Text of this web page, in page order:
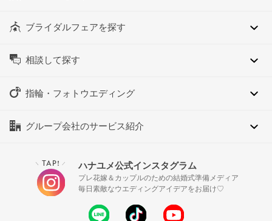
ブライダルフェアを探す
相談して探す
指輪・フォトウエディング
グループ会社のサービス紹介
＼ TAP! ／ ハナユメ公式インスタグラム
プレ花嫁＆カップルのための結婚式準備メディア
毎日素敵なウエディングアイデアをお届け♡